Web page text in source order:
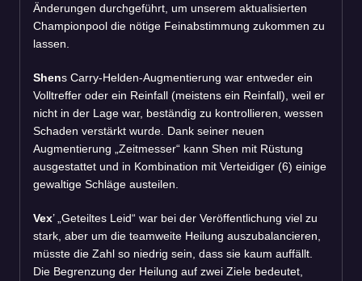
Änderungen durchgeführt, um unserem aktualisierten
Championpool die nötige Feinabstimmung zukommen zu
lassen.
Shens Carry-Helden-Augmentierung war entweder ein
Volltreffer oder ein Reinfall (meistens ein Reinfall), weil er
nicht in der Lage war, beständig zu kontrollieren, wessen
Schaden verstärkt wurde. Dank seiner neuen
Augmentierung „Zeitmesser“ kann Shen mit Rüstung
ausgestattet und in Kombination mit Verteidiger (6) einige
gewaltige Schläge austeilen.
Vex’ „Geteiltes Leid“ war bei der Veröffentlichung viel zu
stark, aber um die teamweite Heilung auszubalancieren,
müsste die Zahl so niedrig sein, dass sie kaum auffällt.
Die Begrenzung der Heilung auf zwei Ziele bedeutet,